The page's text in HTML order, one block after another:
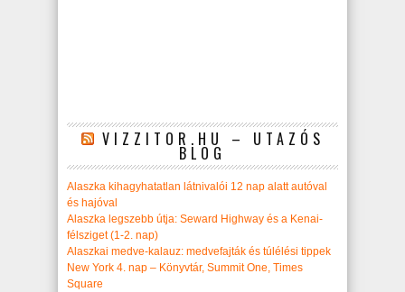
VIZZITOR.HU – UTAZÓS
BLOG
Alaszka kihagyhatatlan látnivalói 12 nap alatt autóval
és hajóval
Alaszka legszebb útja: Seward Highway és a Kenai-
félsziget (1-2. nap)
Alaszkai medve-kalauz: medvefajták és túlélési tippek
New York 4. nap – Könyvtár, Summit One, Times
Square